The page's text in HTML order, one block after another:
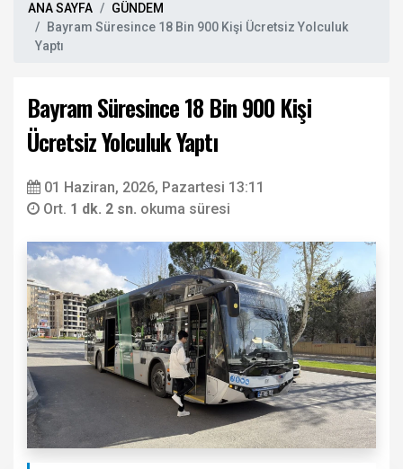
ANA SAYFA
GÜNDEM
Bayram Süresince 18 Bin 900 Kişi Ücretsiz Yolculuk
Yaptı
Bayram Süresince 18 Bin 900 Kişi
Ücretsiz Yolculuk Yaptı
01 Haziran, 2026, Pazartesi 13:11
Ort. 1 dk. 2 sn. okuma süresi